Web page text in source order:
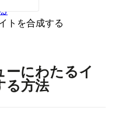
トを合成する
にわたるイ
る方法